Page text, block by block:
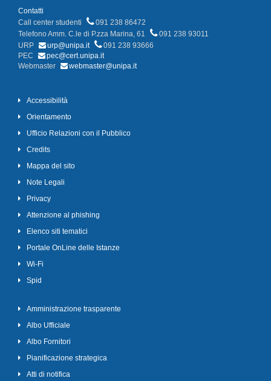
Contatti
Call center studenti
091 238 86472
Telefono Amm. C.le di P.zza Marina, 61
091 238 93011
URP
urp@unipa.it
091 238 93666
PEC
pec@cert.unipa.it
Webmaster
webmaster@unipa.it
Accessibilità
Orientamento
Ufficio Relazioni con il Pubblico
Credits
Mappa del sito
Note Legali
Privacy
Attenzione al phishing
Elenco siti tematici
Portale OnLine delle Istanze
Wi-Fi
Spid
Amministrazione trasparente
Albo Ufficiale
Albo Fornitori
Pianificazione strategica
Atti di notifica